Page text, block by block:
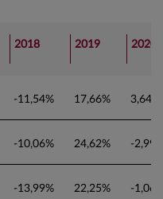
2018 2019 2020
-11,54% 17,66% 3,64%
-10,06% 24,62% -
-13,99% 22,25% -